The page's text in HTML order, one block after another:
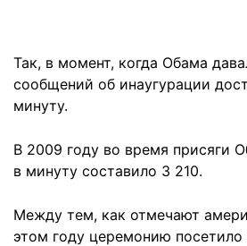
Так, в момент, когда Обама
сообщений об инаугурации
минуту.
В 2009 году во время присяги
в минуту составило 3 210.
Между тем, как отмечают
этом году церемонию